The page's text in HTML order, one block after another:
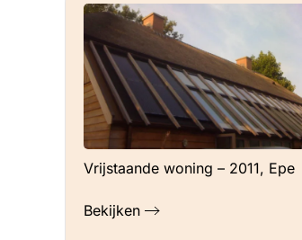
Vrijstaande woning – 2011, Epe
Bekijken